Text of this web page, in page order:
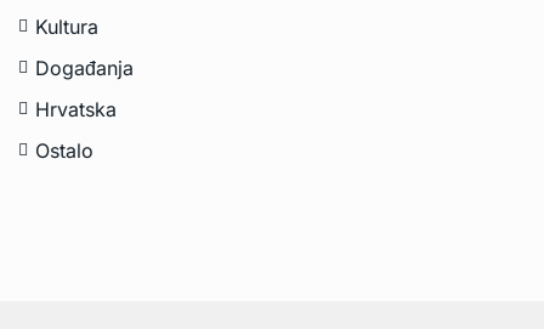
Kultura
Događanja
Hrvatska
Ostalo